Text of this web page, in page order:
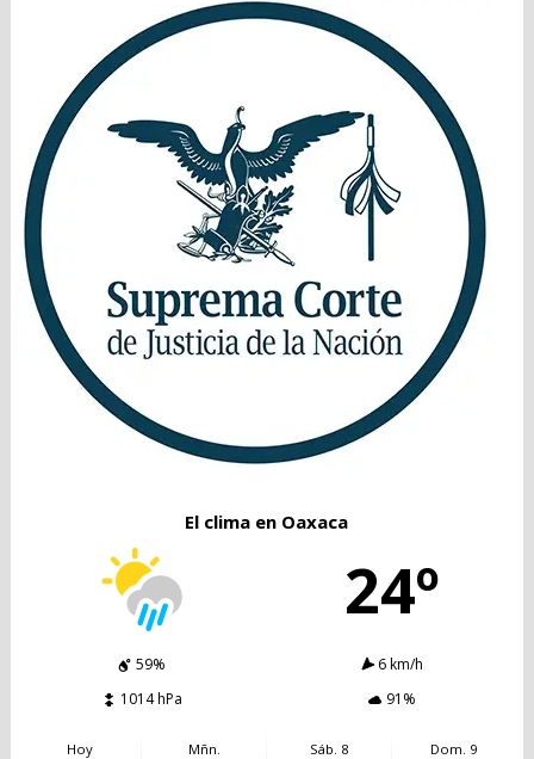
El clima en Oaxaca
24º
59%
6 km/h
1014 hPa
91%
Hoy
Mñn.
Sáb. 8
Dom. 9